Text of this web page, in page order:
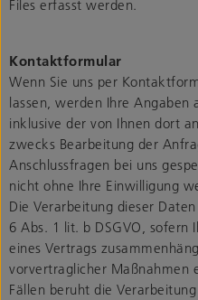
Files erfasst werden.
Kontaktformular
Wenn Sie uns per
lassen, werden Ihre
inklusive der von Ihnen dort
zwecks Bearbeitung der
Anschlussfragen bei uns
nicht ohne Ihre Einwilligung
Die Verarbeitung dieser
6 Abs. 1 lit. b DSGVO,
eines Vertrags
vorvertraglicher Maßnahmen
Fällen beruht die